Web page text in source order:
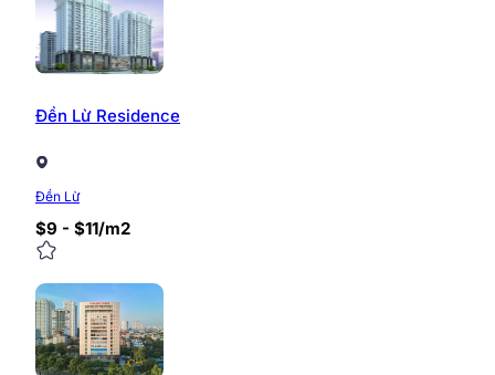
Đền Lừ Residence
Đền Lừ
$9 - $11/m2